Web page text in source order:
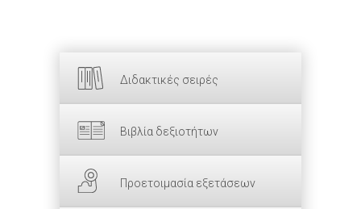
Διδακτικές σειρές
Βιβλία δεξιοτήτων
Προετοιμασία εξετάσεων